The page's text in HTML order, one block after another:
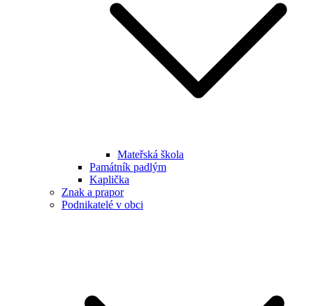
Mateřská škola
Památník padlým
Kaplička
Znak a prapor
Podnikatelé v obci